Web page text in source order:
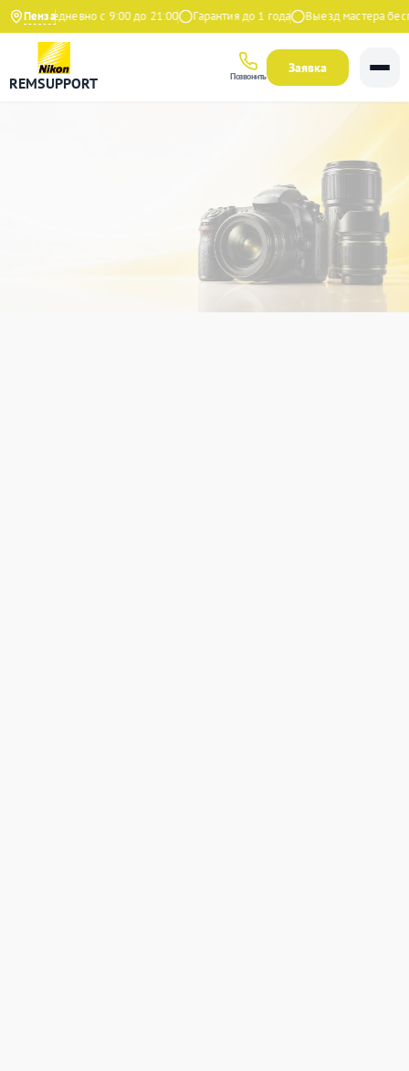
Пенза
Ежедневно с 9:00 до 21:00 Гарантия до 1 года Выезд мастера
REMSUPPORT Позвонить
Заявка